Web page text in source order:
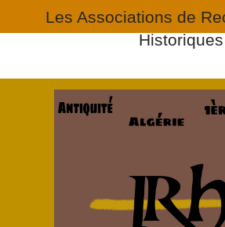
Les Associations de
Historiques